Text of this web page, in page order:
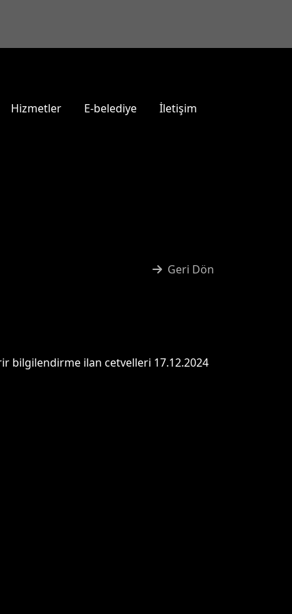
Hizmetler E-belediye İletişim
Geri Dön
bilgilendirme ilan cetvelleri 17.12.2024